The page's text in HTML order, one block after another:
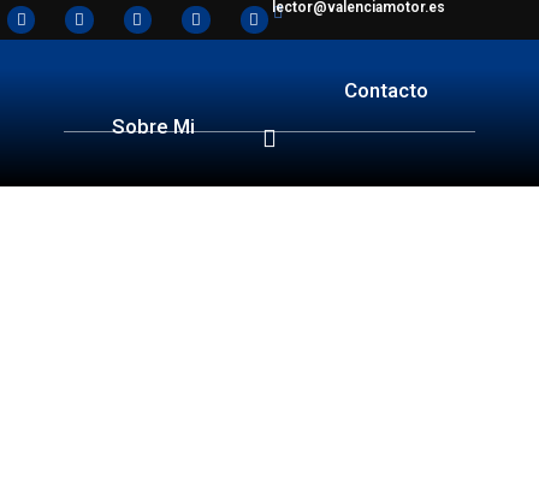
lector@valenciamotor.es
Sobre Mi
Contacto